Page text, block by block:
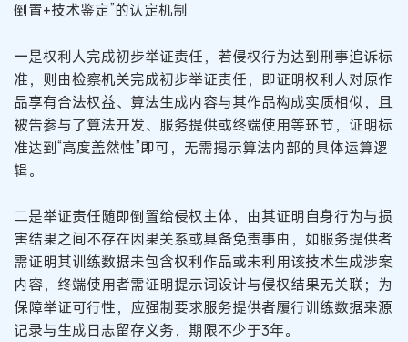
倒置+技术鉴定”的认定机制
一是权利人完成初步举证责任，若侵权行为达到刑事追诉标
准，则由检察机关完成初步举证责任，即证明权利人对原作
品享有合法权益、算法生成内容与其作品构成实质相似，且
被告参与了算法开发、服务提供或终端使用等环节，证明标
准达到“高度盖然性”即可，无需揭示算法内部的具体运算逻
辑。
二是举证责任随即倒置给侵权主体，由其证明自身行为与损
害结果之间不存在因果关系或具备免责事由，如服务提供者
需证明其训练数据未包含权利作品或未利用该技术生成涉案
内容，终端使用者需证明提示词设计与侵权结果无关联；为
保障举证可行性，应强制要求服务提供者履行训练数据来源
记录与生成日志留存义务，期限不少于3年。